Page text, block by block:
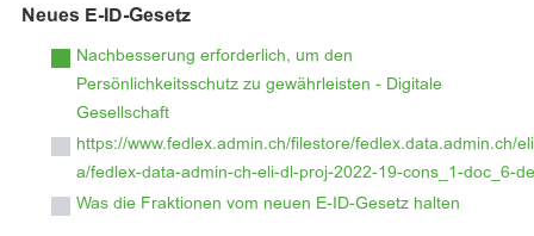
Neues E-ID-Gesetz
Nachbesserung erforderlich, um den
Persönlichkeitsschutz zu gewährleisten - Digitale
Gesellschaft
https://www.fedlex.admin.ch/filestore/fedlex.data.admin.ch/
a/fedlex-data-admin-ch-eli-dl-proj-2022-19-cons_1-doc_6-
Was die Fraktionen vom neuen E-ID-Gesetz halten